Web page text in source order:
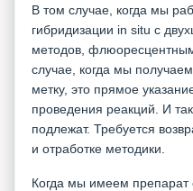
В том случае, когда мы
гибридизации in situ с
методов,
случае, когда мы
метку, это прямое
проведения реакций. И
подлежат. Требуется
и отработке методики.
Когда мы имеем препарат